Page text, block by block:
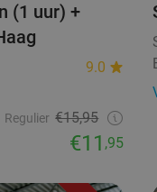
(1 uur) +
9.0
Regulier €15,95
€11,95